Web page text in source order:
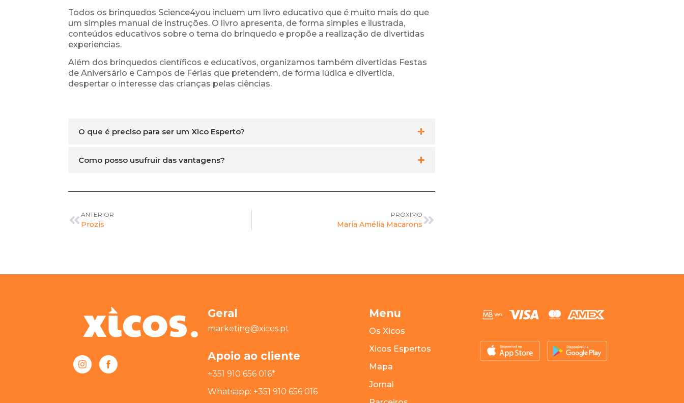
Todos os brinquedos Science4you incluem um livro educativo que é muito mais do que
um simples manual de instruções. O livro apresenta, de forma simples e ilustrada,
conteúdos educativos sobre o tema do brinquedo e propõe a realização de divertidas
experiencias.
Além dos brinquedos científicos e educativos, organizamos também divertidas Festas
de Aniversário e Campos de Férias que pretendem, de forma lúdica e divertida,
despertar o interesse das crianças pelas ciências.
O que é preciso para ser um Xico Esperto?
Como posso usufruir das vantagens?
ANTERIOR
Prozis
PRÓXIMO
Maria Amélia Macarons
Geral
marketing@xicos.pt
Apoio ao cliente
+351 910 656 016*
Whatsapp: +351 910 656 016
Menu
Os Xicos
Xicos Espertos
Mapa
Jornal